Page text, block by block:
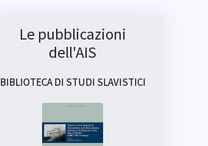
Le pubblicazioni
dell'AIS
BIBLIOTECA DI STUDI SLAVISTICI